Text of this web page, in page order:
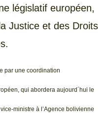
législatif européen,
Justice et des Droits
par une coordination
qui abordera aujourd´hui le
ministre à l’Agence bolivienne